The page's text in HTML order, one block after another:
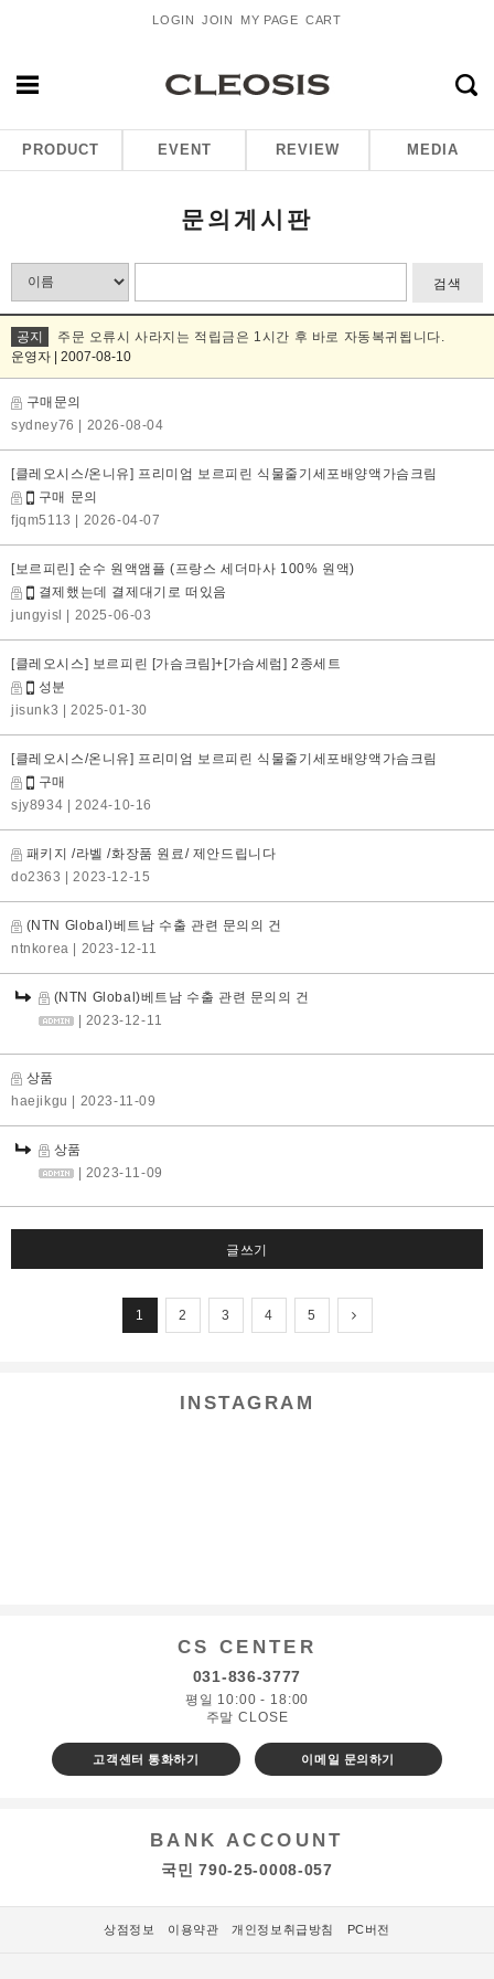
LOGIN JOIN MY PAGE CART
PRODUCT EVENT REVIEW MEDIA
문의게시판
검색
공지
주문 오류시 사라지는 적립금은 1시간 후 바로 자동복귀됩니다.
운영자 | 2007-08-10
구매문의
sydney76
| 2026-08-04
[클레오시스/온니유] 프리미엄 보르피린 식물줄기세포배양액가슴크림
구매 문의
fjqm5113
| 2026-04-07
[보르피린] 순수 원액앰플 (프랑스 세더마사 100% 원액)
결제했는데 결제대기로 떠있음
jungyisl
| 2025-06-03
[클레오시스] 보르피린 [가슴크림]+[가슴세럼] 2종세트
성분
jisunk3
| 2025-01-30
[클레오시스/온니유] 프리미엄 보르피린 식물줄기세포배양액가슴크림
구매
sjy8934
| 2024-10-16
패키지 /라벨 /화장품 원료/ 제안드립니다
do2363
| 2023-12-15
(NTN Global)베트남 수출 관련 문의의 건
ntnkorea
| 2023-12-11
(NTN Global)베트남 수출 관련 문의의 건
| 2023-12-11
상품
haejikgu
| 2023-11-09
상품
| 2023-11-09
글쓰기
1 2 3 4 5
INSTAGRAM
CS CENTER
031-836-3777
평일 10:00 - 18:00
주말 CLOSE
고객센터 통화하기 이메일 문의하기
BANK ACCOUNT
국민 790-25-0008-057
상점정보 이용약관 개인정보취급방침 PC버전